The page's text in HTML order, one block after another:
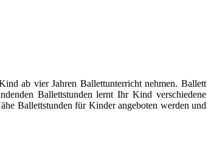
ab vier Jahren Ballettunterricht nehmen. Ballett
Ballettstunden lernt Ihr Kind verschiedene
Ballettstunden für Kinder angeboten werden und